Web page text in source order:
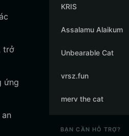
trở
ứng
KRIS
Assalamu Alaikum
Unbearable Cat
vrsz.fun
merv the cat
BẠN CẦN HỖ TRỢ?